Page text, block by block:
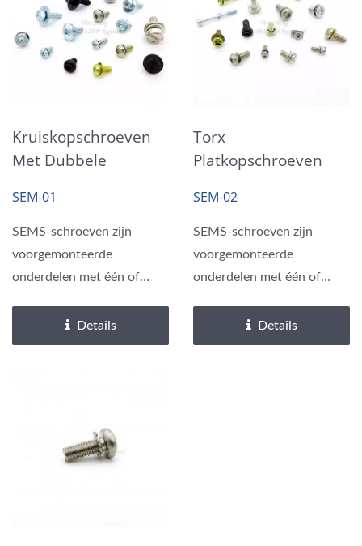
Kruiskopschroeven
Met Dubbele
Machineschroeven
SEM-01
SEMS-schroeven zijn
voorgemonteerde
onderdelen met één of
Details
Torx
Platkopschroeven
Vierkante Sluitringen
SEMS
SEM-02
SEMS-schroeven zijn
voorgemonteerde
onderdelen met één of
Details